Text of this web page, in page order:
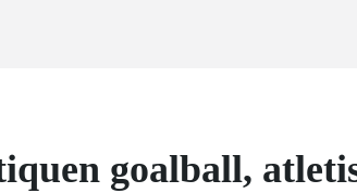
goalball,